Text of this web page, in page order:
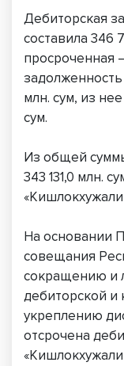
Дебиторская
составила 346
просроченная
задолженность
млн. сум, из
сум.
Из общей
343 131,0 млн.
На основании
совещания
сокращению и
дебиторской и
укреплению
отсрочена